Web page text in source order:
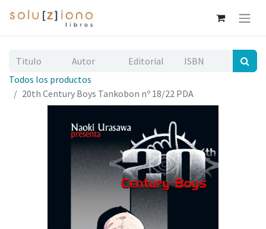
Todos los productos
20th Century Boys Tankobon nº 18/22 PDA